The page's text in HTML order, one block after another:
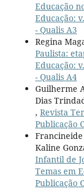
Educação
Educação:
- Qualis A3
Regina
Paulista:
Educação:
- Qualis A4
Guilherme
Dias
, Revista
Publicação
Francineide
Kaline
Infantil de
Temas em
Publicação